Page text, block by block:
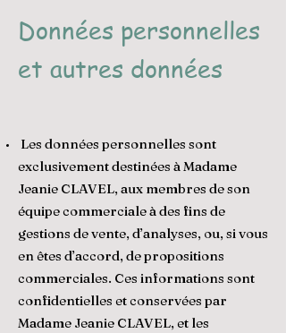
Données personnelles
et autres données
Les données personnelles sont
exclusivement destinées à Madame
Jeanie CLAVEL, aux membres de son
équipe commerciale à des fins de
gestions de vente, d’analyses, ou, si vous
en êtes d’accord, de propositions
commerciales. Ces informations sont
confidentielles et conservées par
Madame Jeanie CLAVEL, et les